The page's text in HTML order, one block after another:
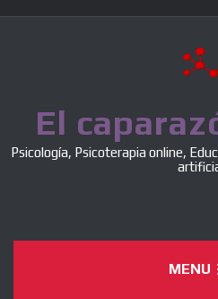
El
Psicología, Psicoterapia online,
MENU